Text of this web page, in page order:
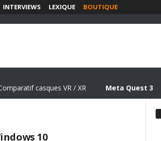
INTERVIEWS LEXIQUE BOUTIQUE
casques VR / XR Meta Quest 3
10